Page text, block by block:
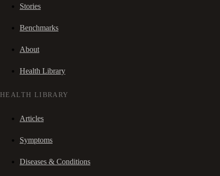
Stories
Benchmarks
About
Health Library
HEALTH LIBRARY
Articles
Symptoms
Diseases & Conditions